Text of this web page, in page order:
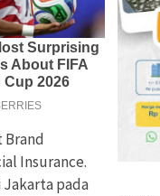
Brand
Insurance.
Jakarta pada